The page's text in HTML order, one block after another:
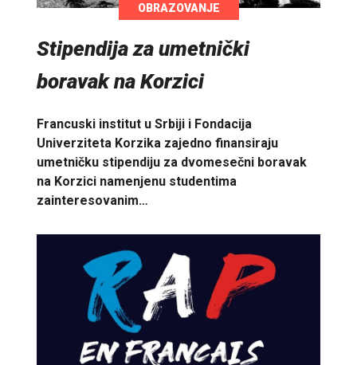
OBRAZOVANJE
Stipendija za umetnički
boravak na Korzici
Francuski institut u Srbiji i Fondacija
Univerziteta Korzika zajedno finansiraju
umetničku stipendiju za dvomesečni boravak
na Korzici namenjenu studentima
zainteresovanim…